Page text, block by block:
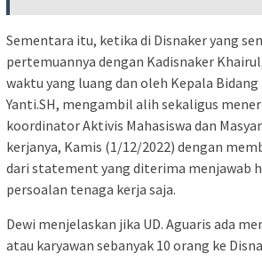
Sementara itu, ketika di Disnaker yang
pertemuannya dengan Kadisnaker
waktu yang luang dan oleh Kepala Bidang
Yanti.SH, mengambil alih sekaligus
koordinator Aktivis Mahasiswa dan
kerjanya, Kamis (1/12/2022) dengan
dari statement yang diterima menjawab
persoalan tenaga kerja saja.
Dewi menjelaskan jika UD. Aguaris ada
atau karyawan sebanyak 10 orang ke